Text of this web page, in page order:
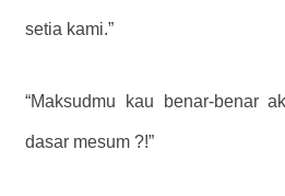
setia kami.”
“Maksudmu kau benar-benar
dasar mesum ?!”